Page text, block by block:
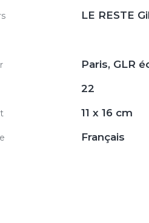
LE RESTE
Paris, GLR
22
11 x 16 cm
Français